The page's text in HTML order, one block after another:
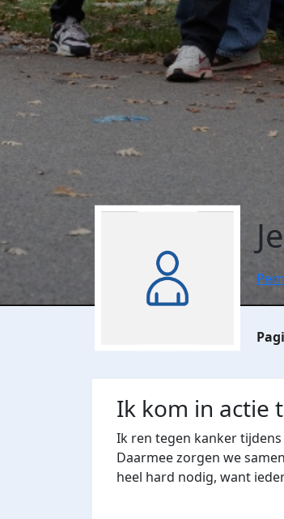
Ik kom in actie
Ik ren tegen kanker tijdens
Daarmee zorgen we
heel hard nodig, want